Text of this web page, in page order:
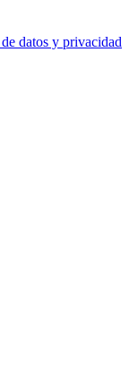
datos y privacidad